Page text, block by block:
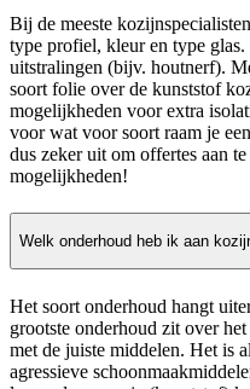
Bij de meeste
type profiel, kleur en type
uitstralingen (bijv. houtnerf).
soort folie over de kunststof
mogelijkheden voor extra
voor wat voor soort raam je
dus zeker uit om offertes aan
mogelijkheden!
Welk onderhoud heb ik aan
Het soort onderhoud hangt
grootste onderhoud zit over
met de juiste middelen. Het is
agressieve